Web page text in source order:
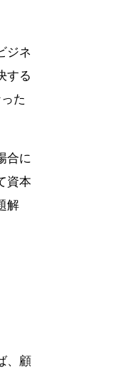
ジネ
する
た
合に
資本
解
、顧